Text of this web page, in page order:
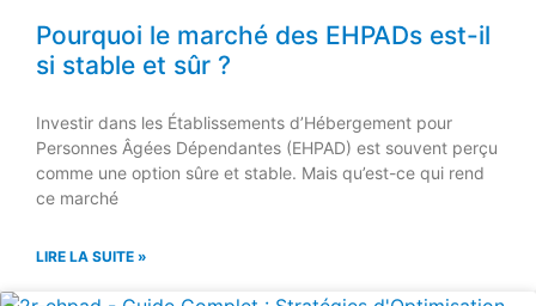
Pourquoi le marché des EHPADs est-il
si stable et sûr ?
Investir dans les Établissements d’Hébergement pour
Personnes Âgées Dépendantes (EHPAD) est souvent perçu
comme une option sûre et stable. Mais qu’est-ce qui rend
ce marché
LIRE LA SUITE »